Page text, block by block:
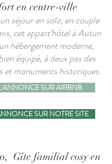
en centre-ville
séjour en solo, en couple
cet appart’hôtel à Autun
hébergement moderne,
équipé, à deux pas des
et monuments historiques.
SUR AIRBNB
SUR NOTRE SITE
Gîte familial cosy en